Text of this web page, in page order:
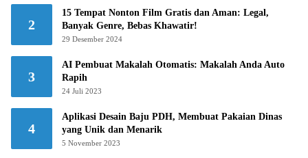
2
15 Tempat Nonton Film Gratis dan Aman: Legal,
Banyak Genre, Bebas Khawatir!
29 Desember 2024
3
AI Pembuat Makalah Otomatis: Makalah Anda Auto
Rapih
24 Juli 2023
4
Aplikasi Desain Baju PDH, Membuat Pakaian Dinas
yang Unik dan Menarik
5 November 2023